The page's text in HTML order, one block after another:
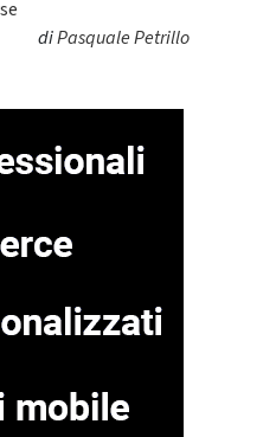
diPasquale Petrillo